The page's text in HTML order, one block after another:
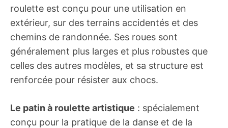
roulette est conçu pour une utilisation en
extérieur, sur des terrains accidentés et des
chemins de randonnée. Ses roues sont
généralement plus larges et plus robustes que
celles des autres modèles, et sa structure est
renforcée pour résister aux chocs.
Le patin à roulette artistique : spécialement
conçu pour la pratique de la danse et de la